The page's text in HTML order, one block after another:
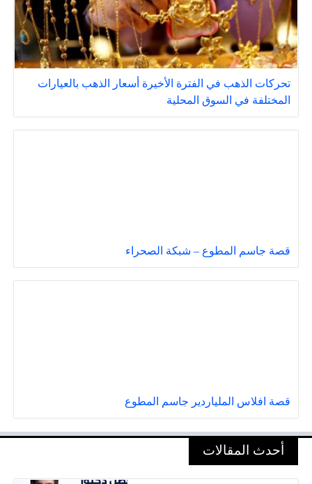
تحركات الذهب في الفترة الأخيرة أسعار الذهب بالعيارات
المختلفة في السوق المحلية
قصة جاسم المطوع – شبكة الصحراء
قصة افلاس الملياردير جاسم المطوع
أحدث المقالات